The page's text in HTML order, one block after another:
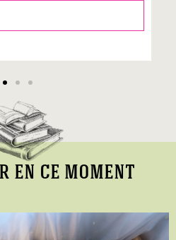
en ce moment